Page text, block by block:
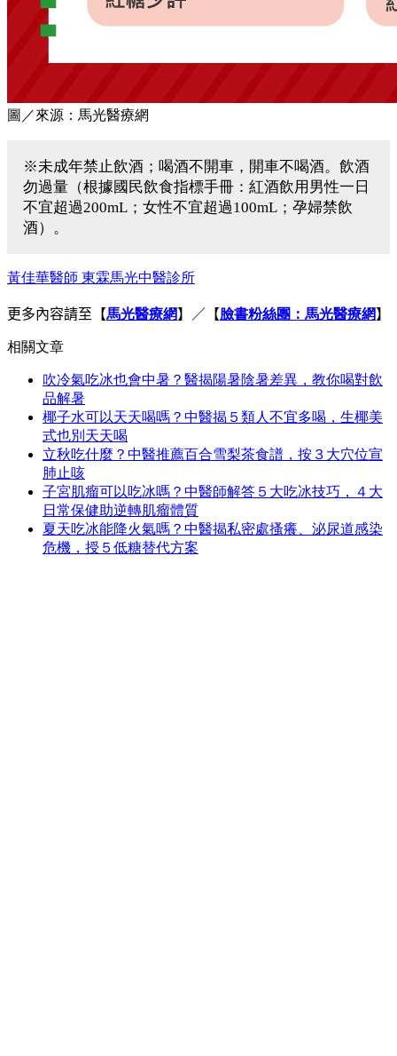
圖／來源：馬光醫療網
※未成年禁止飲酒；喝酒不開車，開車不喝酒。飲酒
勿過量（根據國民飲食指標手冊：紅酒飲用男性一日
不宜超過200mL；女性不宜超過100mL；孕婦禁飲
酒）。
黃佳華醫師 東霖馬光中醫診所
更多內容請至 【馬光醫療網】／【臉書粉絲團：馬光醫療網】
相關文章
吹冷氣吃冰也會中暑？醫揭陽暑陰暑差異，教你喝對飲
品解暑
椰子水可以天天喝嗎？中醫揭５類人不宜多喝，生椰美
式也別天天喝
立秋吃什麼？中醫推薦百合雪梨茶食譜，按３大穴位宣
肺止咳
子宮肌瘤可以吃冰嗎？中醫師解答５大吃冰技巧，４大
日常保健助逆轉肌瘤體質
夏天吃冰能降火氣嗎？中醫揭私密處搔癢、泌尿道感染
危機，授５低糖替代方案